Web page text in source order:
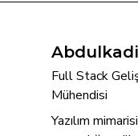
Full Stack
Mühendisi
Yazılım